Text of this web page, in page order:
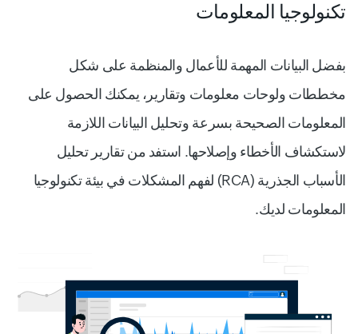
تكنولوجيا المعلومات
بفضل البيانات المهمة للأعمال والمنظمة على شكل
مخططات ولوحات معلومات وتقارير، يمكنك الحصول على
المعلومات الصحيحة بسرعة وتحليل البيانات اللازمة
لاستكشاف الأخطاء وإصلاحها. استفد من تقارير تحليل
الأسباب الجذرية (RCA) لفهم المشكلات في بيئة تكنولوجيا
المعلومات لديك.